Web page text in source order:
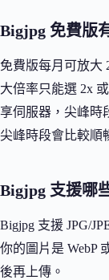
Bigjpg 免費版
免費版每月可放大
大倍率只能選 2x
享伺服器，尖峰時
尖峰時段會比較順
Bigjpg 支援哪
Bigjpg 支援 JPG/
你的圖片是 WebP
後再上傳。